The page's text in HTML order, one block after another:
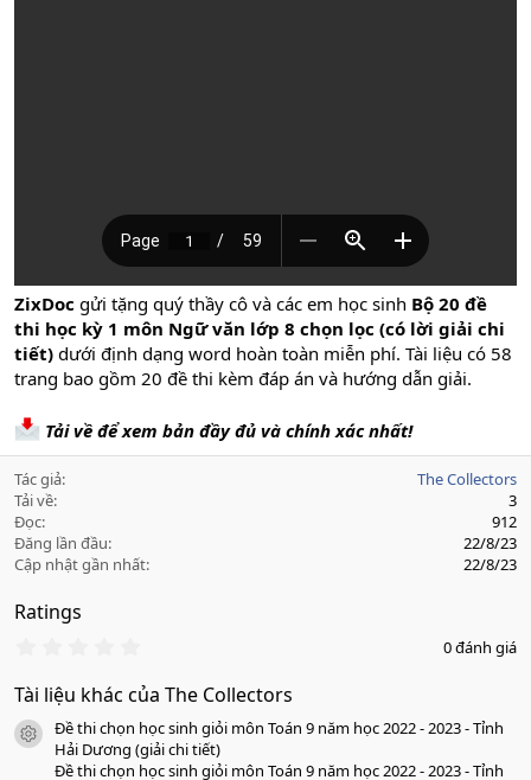
ZixDoc gửi tặng quý thầy cô và các em học sinh Bộ 20 đề
thi học kỳ 1 môn Ngữ văn lớp 8 chọn lọc (có lời giải chi
tiết) dưới định dạng word hoàn toàn miễn phí. Tài liệu có 58
trang bao gồm 20 đề thi kèm đáp án và hướng dẫn giải.
Tải về để xem bản đầy đủ và chính xác nhất!
Tác giả
The Collectors
Tải về
3
Đọc
912
Đăng lần đầu
22/8/23
Cập nhật gần nhất
22/8/23
Ratings
0
0
a
o
0 đánh giá
Tài liệu khác của The Collectors
icon tài liệu
Đề thi chọn học sinh giỏi môn Toán 9 năm học 2022 - 2023 - Tỉnh
Hải Dương (giải chi tiết)
Đề thi chọn học sinh giỏi môn Toán 9 năm học 2022 - 2023 - Tỉnh